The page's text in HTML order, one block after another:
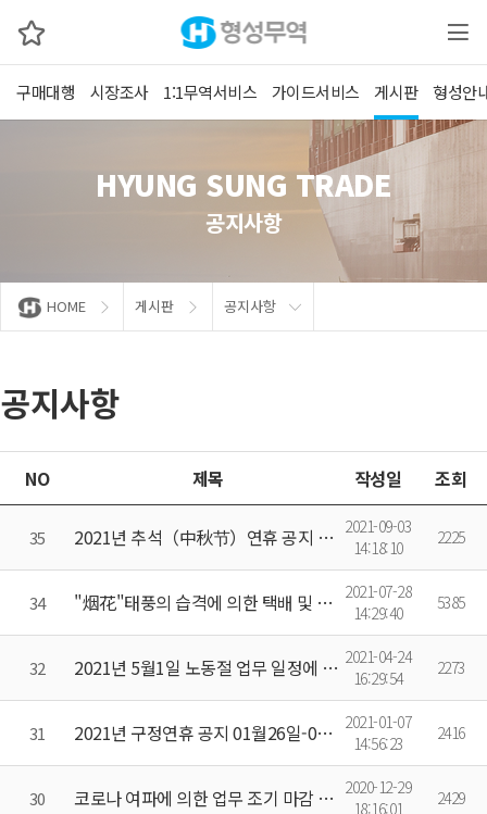
구매대행 시장조사 1:1무역서비스 가이드서비스 게시판 형성안
HYUNG SUNG TRADE
공지사항
HOME 게시판 공지사항
공지사항
NO 제목 작성일 조회
35 2021년 추석（中秋节）연휴 공지 9/21-9/24(4일) 2021-09-03
14:18:10
2225
34 "烟花"태풍의 습격에 의한 택배 및 물류건 지연...
2021-07-28
14:29:40
5385
32 2021년 5월1일 노동절 업무 일정에 대해.. 2021-04-24
16:29:54
2273
31 2021년 구정연휴 공지 01월26일-02월28일(예상)
2021-01-07
14:56:23
2416
30 코로나 여파에 의한 업무 조기 마감 상황에 대해 2020-12-29
18:16:01
2429